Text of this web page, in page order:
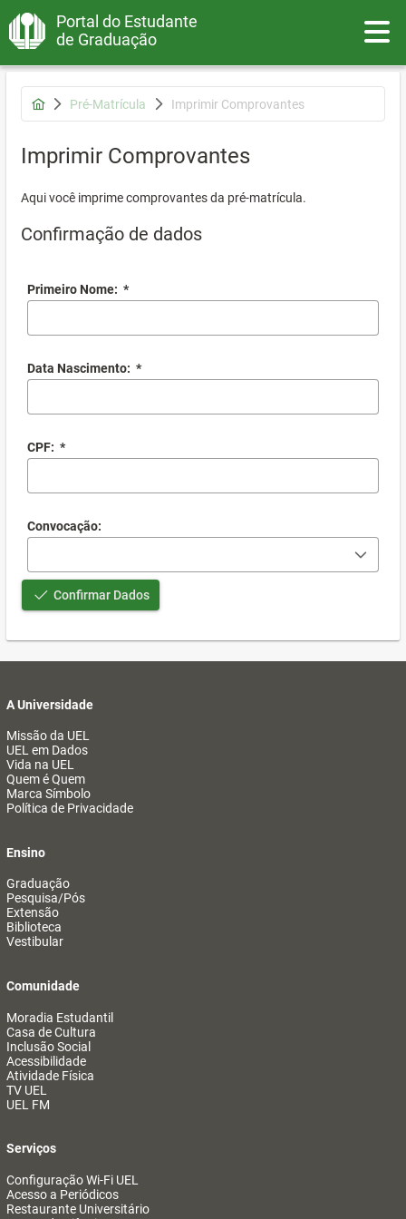
Portal do Estudante
de Graduação
Pré-Matrícula Imprimir Comprovantes
Imprimir Comprovantes
Aqui você imprime comprovantes da pré-matrícula.
Confirmação de dados
Primeiro Nome: *
Data Nascimento: *
CPF: *
Convocação:
Confirmar Dados
A Universidade
Missão da UEL
UEL em Dados
Vida na UEL
Quem é Quem
Marca Símbolo
Política de Privacidade
Ensino
Graduação
Pesquisa/Pós
Extensão
Biblioteca
Vestibular
Comunidade
Moradia Estudantil
Casa de Cultura
Inclusão Social
Acessibilidade
Atividade Física
TV UEL
UEL FM
Serviços
Configuração Wi-Fi UEL
Acesso a Periódicos
Restaurante Universitário